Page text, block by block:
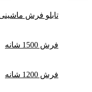
تابلو فرش ماشینی
فرش 1500 شانه
فرش 1200 شانه